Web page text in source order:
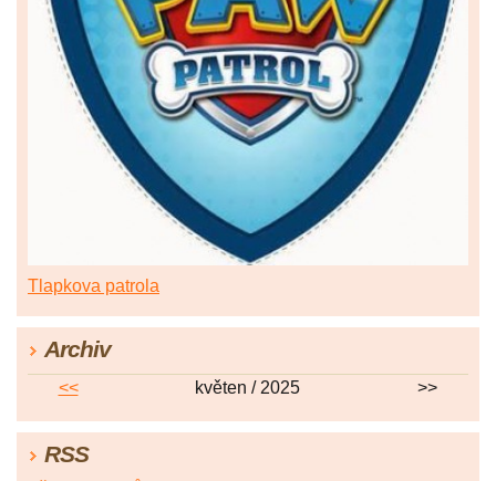
Tlapkova patrola
Archiv
<< květen / 2025 >>
RSS